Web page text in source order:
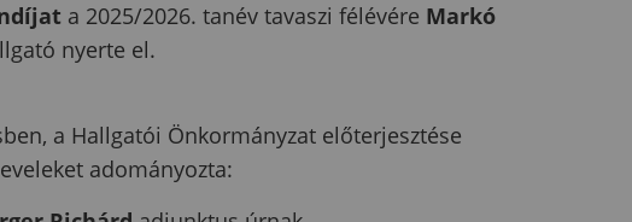
a 2025/2026. tanév tavaszi félévére Markó
nyerte el.
a Hallgatói Önkormányzat előterjesztése
adományozta: